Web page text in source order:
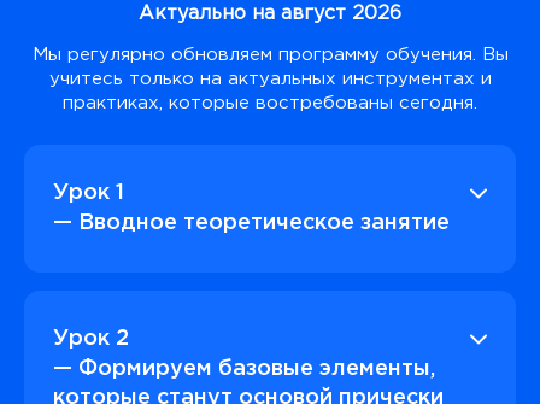
Актуально на август 2026
Мы регулярно обновляем программу обучения. Вы
учитесь только на актуальных инструментах и
практиках, которые востребованы сегодня.
Урок 1
— Вводное теоретическое занятие
Урок 2
— Формируем базовые элементы,
которые станут основой прически